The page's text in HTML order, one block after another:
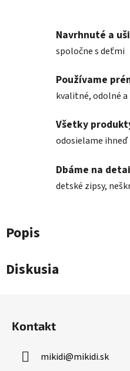
Navrhnuté a
spoločne s deťmi
Používame
kvalitné, odolné
Všetky
odosielame ihneď
Dbáme na
detské zipsy,
Popis
Diskusia
Kontakt
mikidi@mikidi.sk